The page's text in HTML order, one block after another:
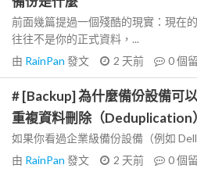
前面幾篇提過一個殘酷的現實：現在
往往不是你的正式資料，...
由 RainPan 發文 2 天前 0個
# [Backup] 為什麼備份設備可
重複資料刪除（Deduplication）
如果你看過企業級備份設備（例如
由 RainPan 發文 2 天前 0個